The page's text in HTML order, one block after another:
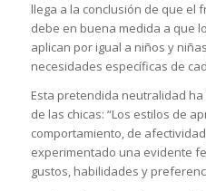
llega a la conclusión de que el
debe en buena medida a que
aplican por igual a niños y
necesidades específicas de
Esta pretendida neutralidad
de las chicas: “Los estilos de
comportamiento, de
experimentado una evidente
gustos, habilidades y